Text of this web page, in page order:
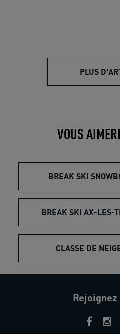
PLUS
VOUS
BREAK SKI
BREAK SKI AX-LES-
CLASSE DE
Rejoignez